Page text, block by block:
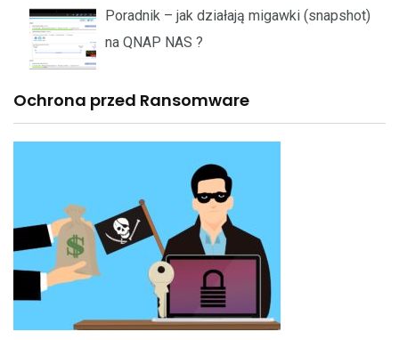
Poradnik – jak działają migawki (snapshot)
na QNAP NAS ?
Ochrona przed Ransomware